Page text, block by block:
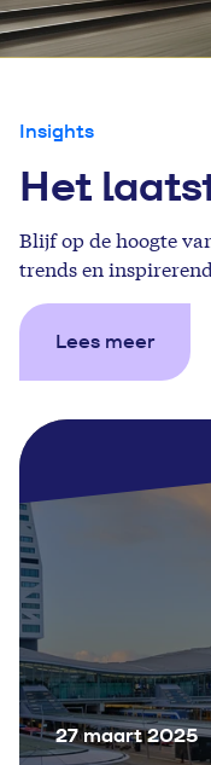
Insights
Het
Blijf op de hoogte
trends en
Lees meer
27 maart 2025